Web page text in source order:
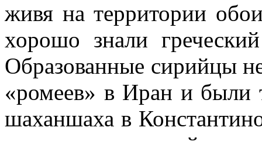
живя на территории
хорошо знали
Образованные сирийцы
«ромеев» в Иран и были
шаханшаха в